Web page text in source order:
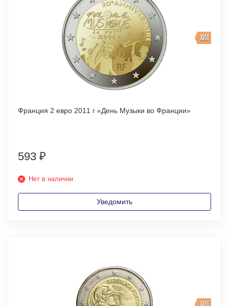
ХИТ
Франция 2 евро 2011 г «День Музыки во Франции»
593 ₽
Нет в наличии
Уведомить
ХИТ